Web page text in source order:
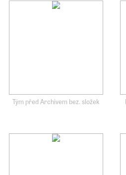
Tým před Archivem bez. složek